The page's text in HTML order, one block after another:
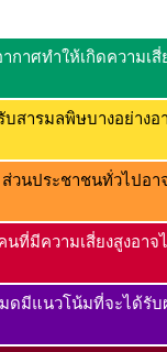
ศทำให้เกิดความเสี่ย
ารมลพิษบางอย่างอ
วนประชาชนทั่วไปอา
ที่มีความเสี่ยงสูงอาจ
ดมีแนวโน้มที่จะได้รั